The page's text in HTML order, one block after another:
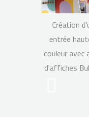
Création
entrée
couleur avec
d'affiches